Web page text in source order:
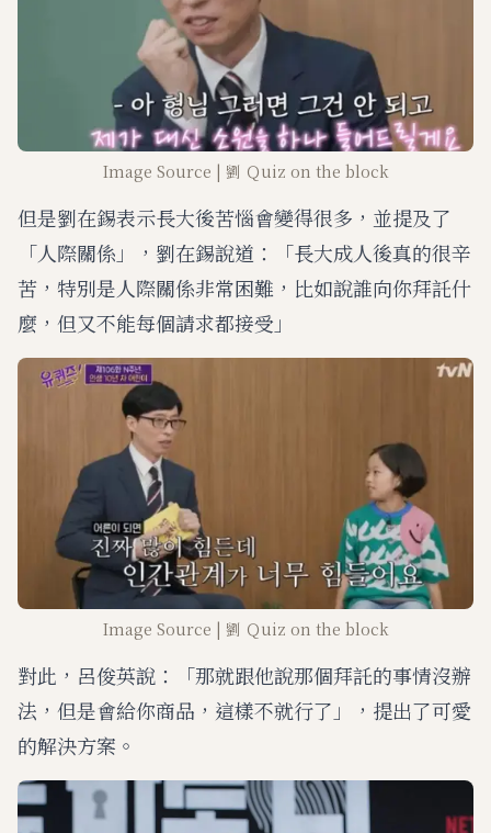
Image Source | 劉 Ｑuiz on the block
但是劉在錫表示長大後苦惱會變得很多，並提及了
「人際關係」，劉在錫說道：「長大成人後真的很辛
苦，特別是人際關係非常困難，比如說誰向你拜託什
麼，但又不能每個請求都接受」
Image Source | 劉 Ｑuiz on the block
對此，呂俊英說：「那就跟他說那個拜託的事情沒辦
法，但是會給你商品，這樣不就行了」，提出了可愛
的解決方案。